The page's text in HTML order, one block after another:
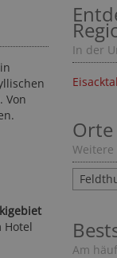
. Von
Hotel
In der
Eisacktal
Orte
Am